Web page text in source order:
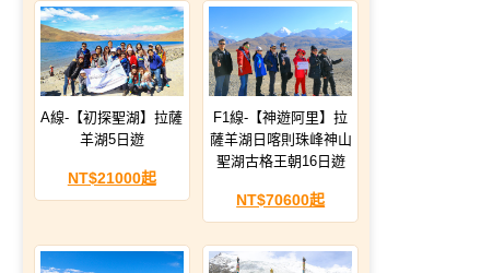
A線-【初探聖湖】拉薩
羊湖5日遊
NT$21000起
F1線-【神遊阿里】拉
薩羊湖日喀則珠峰神山
聖湖古格王朝16日遊
NT$70600起